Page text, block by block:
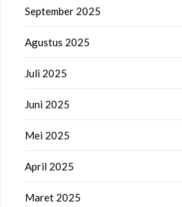
September 2025
Agustus 2025
Juli 2025
Juni 2025
Mei 2025
April 2025
Maret 2025